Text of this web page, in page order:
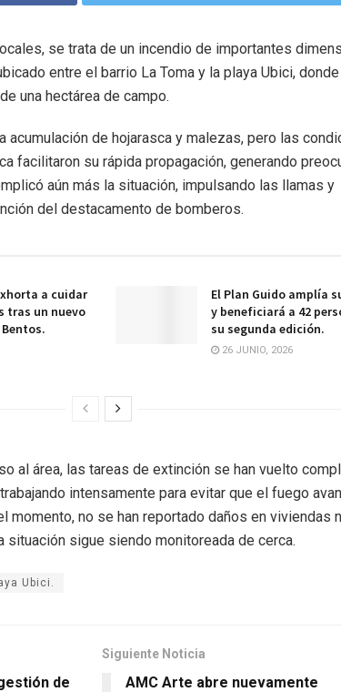
se trata de un incendio de importantes
entre el barrio La Toma y la playa Ubici,
una hectárea de campo.
acumulación de hojarasca y malezas, pero las
facilitaron su rápida propagación, generando
aún más la situación, impulsando las llamas y
del destacamento de bomberos.
a cuidar
tras un nuevo
El Plan Guido amplía
y beneficiará a 42
su segunda edición.
26 JUNIO, 2026
al área, las tareas de extinción se han vuelto
intensamente para evitar que el fuego
momento, no se han reportado daños en viviendas
situación sigue siendo monitoreada de cerca.
Ubici.
de
Siguiente Noticia
AMC Arte abre nuevamente